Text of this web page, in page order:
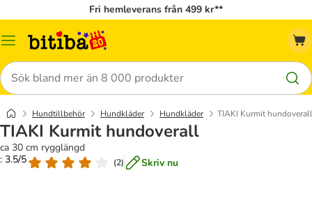
Fri hemleverans från 499 kr**
Meny
Sök
Hundtillbehör Hundkläder Hundkläder TIAKI Kurmit hundoverall
TIAKI Kurmit hundoverall
ca 30 cm rygglängd
: 3.5/5
(2) Skriv nu